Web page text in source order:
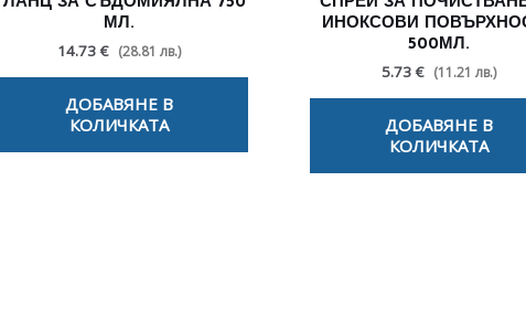
МЛ.
14.73 € (28.81 лв.)
ДОБАВЯНЕ В
КОЛИЧКАТА
ИНОКСОВИ
500МЛ.
5.73 € (11.21 лв.)
ДОБАВЯНЕ В
КОЛИЧКАТА